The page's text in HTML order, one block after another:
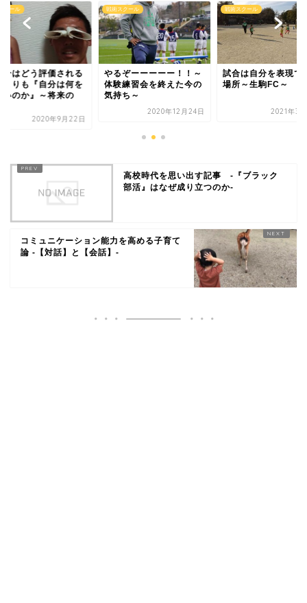
クール
分はどう評価される
よりも『自分は何を
いのか』～将来の
2020年9月22日
戦術スクール
やるぞーーーーー！！～
体験練習会を終えた今の
気持ち～
2020年12月24日
戦術スクール
試合は自分を表現で
場所～生駒FC～
2021年3
高校時代を思い出す記事 -『ブラック
部活』はなぜ成り立つのか-
コミュニケーション能力を高める子育て
論 -【対話】と【会話】-